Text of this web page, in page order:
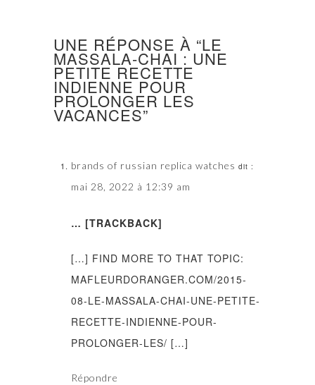
UNE RÉPONSE À “LE
MASSALA-CHAI : UNE
PETITE RECETTE
INDIENNE POUR
PROLONGER LES
VACANCES”
brands of russian replica watches dit :
mai 28, 2022 à 12:39 am
… [TRACKBACK]
[…] FIND MORE TO THAT TOPIC:
MAFLEURDORANGER.COM/2015-
08-LE-MASSALA-CHAI-UNE-PETITE-
RECETTE-INDIENNE-POUR-
PROLONGER-LES/ […]
Répondre